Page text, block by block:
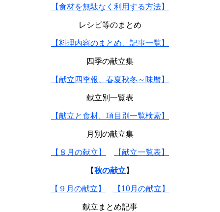
【食材を無駄なく利用する方法】
レシピ等のまとめ
【料理内容のまとめ、記事一覧】
四季の献立集
【献立四季報、春夏秋冬～味暦】
献立別一覧表
【献立と食材、項目別一覧検索】
月別の献立集
【８月の献立】 【献立一覧表】
【秋の献立 】
【９月の献立】 【10月の献立】
献立まとめ記事